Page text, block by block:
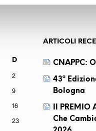
D
2
9
16
23
ARTICOLI
CNAPPC:
43ª
Bologna
Il
Che